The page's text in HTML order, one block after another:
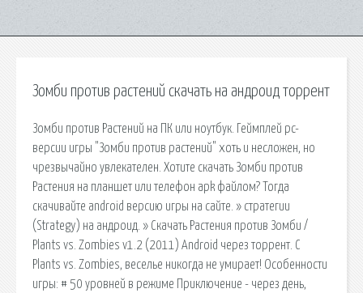
Зомби против растений скачать на андроид торрент
Зомби против Растений на ПК или ноутбук. Геймплей pc-
версии игры "Зомби против растений" хоть и несложен, но
чрезвычайно увлекателен. Хотите скачать Зомби против
Растения на планшет или телефон apk файлом? Тогда
скачивайте android версию игры на сайте. » стратегии
(Strategy) на андроид. » Скачать Растения против Зомби /
Plants vs. Zombies v1.2 (2011) Android через торрент. С
Plants vs. Zombies, веселье никогда не умирает! Особенности
игры: # 50 уровней в режиме Приключение - через день,